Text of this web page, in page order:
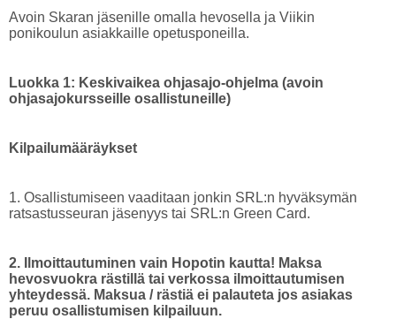
Avoin Skaran jäsenille omalla hevosella ja Viikin
ponikoulun asiakkaille opetusponeilla.
Luokka 1: Keskivaikea ohjasajo-ohjelma (avoin
ohjasajokursseille osallistuneille)
Kilpailumääräykset
1. Osallistumiseen vaaditaan jonkin SRL:n hyväksymän
ratsastusseuran jäsenyys tai SRL:n Green Card.
2. Ilmoittautuminen vain Hopotin kautta! Maksa
hevosvuokra rästillä tai verkossa ilmoittautumisen
yhteydessä. Maksua / rästiä ei palauteta jos asiakas
peruu osallistumisen kilpailuun.